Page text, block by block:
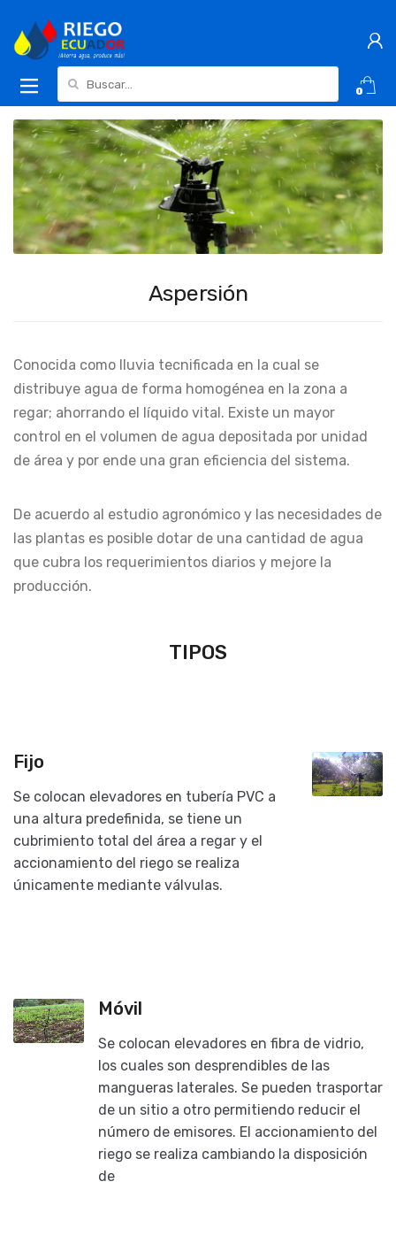
Buscar:
0
Aspersión
Conocida como lluvia tecnificada en la cual se
distribuye agua de forma homogénea en la zona a
regar; ahorrando el líquido vital. Existe un mayor
control en el volumen de agua depositada por unidad
de área y por ende una gran eficiencia del sistema.
De acuerdo al estudio agronómico y las necesidades de
las plantas es posible dotar de una cantidad de agua
que cubra los requerimientos diarios y mejore la
producción.
TIPOS
Fijo
Se colocan elevadores en tubería PVC a
una altura predefinida, se tiene un
cubrimiento total del área a regar y el
accionamiento del riego se realiza
únicamente mediante válvulas.
Móvil
Se colocan elevadores en fibra de vidrio,
los cuales son desprendibles de las
mangueras laterales. Se pueden trasportar
de un sitio a otro permitiendo reducir el
número de emisores. El accionamiento del
riego se realiza cambiando la disposición
de